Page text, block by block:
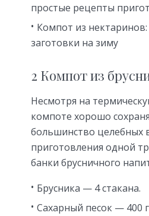
простые рецепты
Компот из
заготовки на зиму
2 Компот из
Несмотря на
компоте хорошо
большинство целебных
приготовления одной
банки брусничного
Брусника — 4 стакана.
Сахарный песок — 400